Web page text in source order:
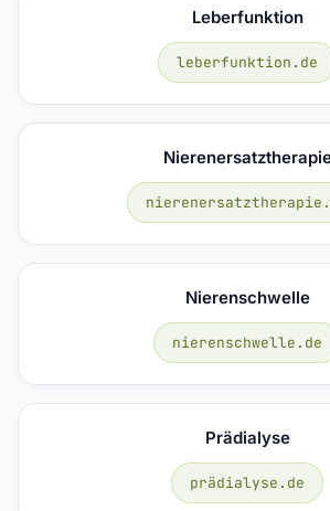
Leberfunktion
leberfunktion.de
Nierenschwelle
nierenschwelle.de
Prädialyse
prädialyse.de